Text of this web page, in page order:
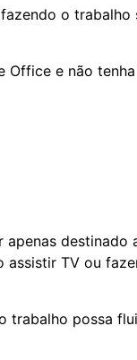
o trabalho
Office e não
destinado
TV ou
trabalho possa